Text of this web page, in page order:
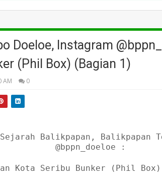
Doeloe, Instagram
(Phil Box) (Bagian 1)
AM 0
Balikpapan, Balikpapan
@bppn_doeloe :
Kota Seribu Bunker (Phil